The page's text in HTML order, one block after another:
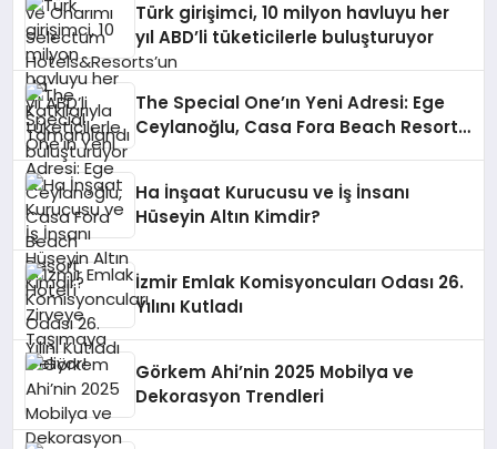
Türk girişimci, 10 milyon havluyu her
yıl ABD’li tüketicilerle buluşturuyor
The Special One’ın Yeni Adresi: Ege
Ceylanoğlu, Casa Fora Beach Resort
Ha İnşaat Kurucusu ve İş İnsanı
Hüseyin Altın Kimdir?
İzmir Emlak Komisyoncuları Odası 26.
Yılını Kutladı
Görkem Ahi’nin 2025 Mobilya ve
Dekorasyon Trendleri